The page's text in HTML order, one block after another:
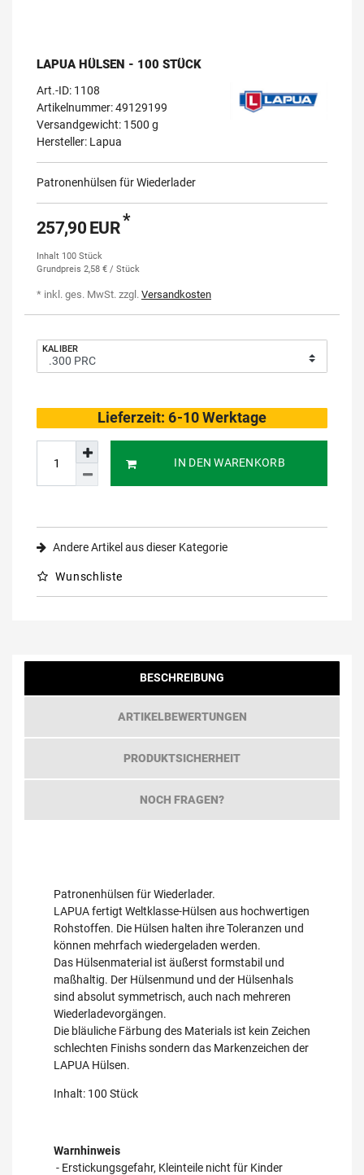
LAPUA HÜLSEN - 100 STÜCK
Art.-ID: 1108
Artikelnummer: 49129199
Versandgewicht: 1500 g
Hersteller: Lapua
Patronenhülsen für Wiederlader
257,90 EUR*
Inhalt 100 Stück
Grundpreis 2,58 € / Stück
* inkl. ges. MwSt. zzgl. Versandkosten
KALIBER
Lieferzeit: 6-10 Werktage
IN DEN WARENKORB
Andere Artikel aus dieser Kategorie
Wunschliste
BESCHREIBUNG
ARTIKELBEWERTUNGEN
PRODUKTSICHERHEIT
NOCH FRAGEN?
Patronenhülsen für Wiederlader.
LAPUA fertigt Weltklasse-Hülsen aus hochwertigen
Rohstoffen. Die Hülsen halten ihre Toleranzen und
können mehrfach wiedergeladen werden.
Das Hülsenmaterial ist äußerst formstabil und
maßhaltig. Der Hülsenmund und der Hülsenhals
sind absolut symmetrisch, auch nach mehreren
Wiederladevorgängen.
Die bläuliche Färbung des Materials ist kein Zeichen
schlechten Finishs sondern das Markenzeichen der
LAPUA Hülsen.
Inhalt: 100 Stück
Warnhinweis
- Erstickungsgefahr, Kleinteile nicht für Kinder